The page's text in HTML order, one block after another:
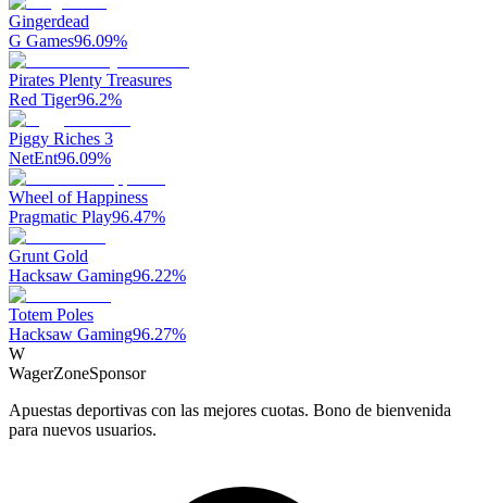
Gingerdead
G Games96.09%
Pirates Plenty Treasures
Red Tiger96.2%
Piggy Riches 3
NetEnt96.09%
Wheel of Happiness
Pragmatic Play96.47%
Grunt Gold
Hacksaw Gaming96.22%
Totem Poles
Hacksaw Gaming96.27%
W
WagerZoneSponsor
Apuestas deportivas con las mejores cuotas. Bono de bienvenida
para nuevos usuarios.